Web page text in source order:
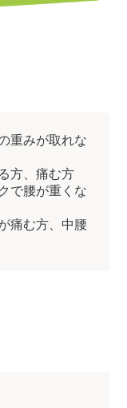
重みが取れな
方、痛む方
で腰が重くな
痛む方、中腰